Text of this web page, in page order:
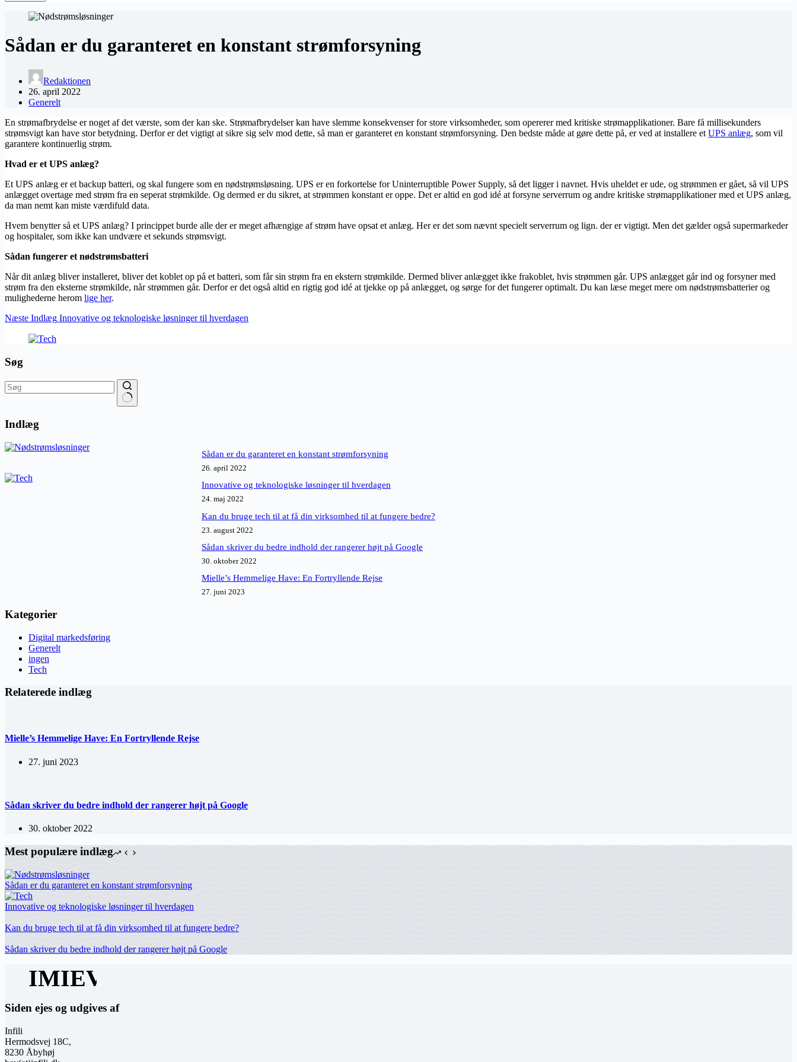
Sådan er du garanteret en konstant strømforsyning
Redaktionen
26. april 2022
Generelt
En strømafbrydelse er noget af det værste, som der kan ske. Strømafbrydelser kan have slemme konsekvenser for store virksomheder, som opererer med kritiske strømapplikationer. Bare få millisekunders
strømsvigt kan have stor betydning. Derfor er det vigtigt at sikre sig selv mod dette, så man er garanteret en konstant strømforsyning. Den bedste måde at gøre dette på, er ved at installere et UPS anlæg, som vil
garantere kontinuerlig strøm.
Hvad er et UPS anlæg?
Et UPS anlæg er et backup batteri, og skal fungere som en nødstrømsløsning. UPS er en forkortelse for Uninterruptible Power Supply, så det ligger i navnet. Hvis uheldet er ude, og strømmen er gået, så vil UPS
anlægget overtage med strøm fra en seperat strømkilde. Og dermed er du sikret, at strømmen konstant er oppe. Det er altid en god idé at forsyne serverrum og andre kritiske strømapplikationer med et UPS anlæg,
da man nemt kan miste værdifuld data.
Hvem benytter så et UPS anlæg? I princippet burde alle der er meget afhængige af strøm have opsat et anlæg. Her er det som nævnt specielt serverrum og lign. der er vigtigt. Men det gælder også supermarkeder
og hospitaler, som ikke kan undvære et sekunds strømsvigt.
Sådan fungerer et nødstrømsbatteri
Når dit anlæg bliver installeret, bliver det koblet op på et batteri, som får sin strøm fra en ekstern strømkilde. Dermed bliver anlægget ikke frakoblet, hvis strømmen går. UPS anlægget går ind og forsyner med
strøm fra den eksterne strømkilde, når strømmen går. Derfor er det også altid en rigtig god idé at tjekke op på anlægget, og sørge for det fungerer optimalt. Du kan læse meget mere om nødstrømsbatterier og
mulighederne herom lige her.
Næste Indlæg Innovative og teknologiske løsninger til hverdagen
Søg
resultater
Indlæg
Sådan er du garanteret en konstant strømforsyning
26. april 2022
Innovative og teknologiske løsninger til hverdagen
24. maj 2022
Kan du bruge tech til at få din virksomhed til at fungere bedre?
23. august 2022
Sådan skriver du bedre indhold der rangerer højt på Google
30. oktober 2022
Mielle’s Hemmelige Have: En Fortryllende Rejse
27. juni 2023
Kategorier
Digital markedsføring
Generelt
ingen
Tech
Relaterede indlæg
Mielle’s Hemmelige Have: En Fortryllende Rejse
27. juni 2023
Sådan skriver du bedre indhold der rangerer højt på Google
30. oktober 2022
Mest populære indlæg
Sådan er du garanteret en konstant strømforsyning
Innovative og teknologiske løsninger til hverdagen
Kan du bruge tech til at få din virksomhed til at fungere bedre?
Sådan skriver du bedre indhold der rangerer højt på Google
Siden ejes og udgives af
Infili
Hermodsvej 18C,
8230 Åbyhøj